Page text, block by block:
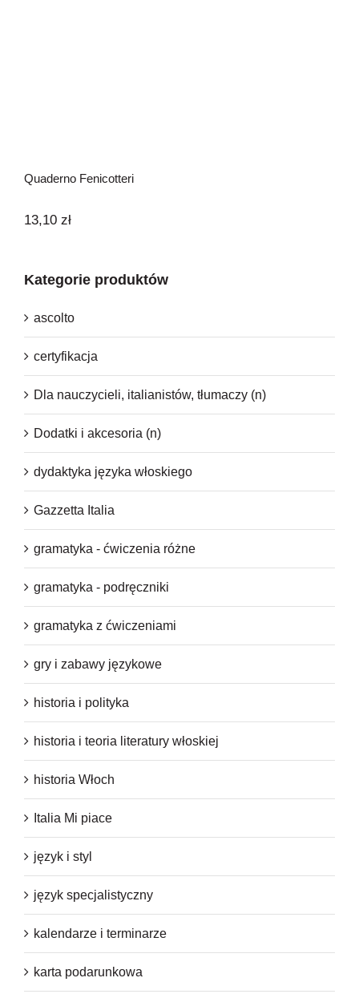
Kategorie produktów
ascolto
certyfikacja
Dla nauczycieli, italianistów, tłumaczy (n)
Dodatki i akcesoria (n)
dydaktyka języka włoskiego
Gazzetta Italia
gramatyka - ćwiczenia różne
gramatyka - podręczniki
gramatyka z ćwiczeniami
gry i zabawy językowe
historia i polityka
historia i teoria literatury włoskiej
historia Włoch
Italia Mi piace
język i styl
język specjalistyczny
kalendarze i terminarze
karta podarunkowa
Quaderno Fenicotteri
13,10 zł